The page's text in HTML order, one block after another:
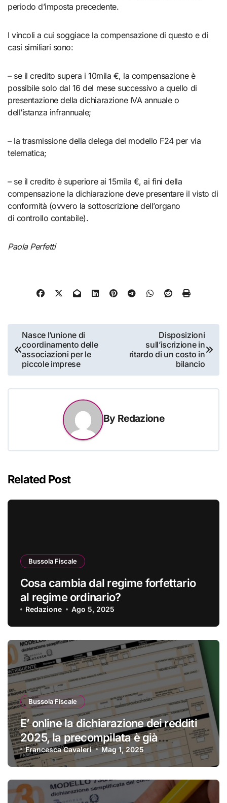
periodo d’imposta precedente.
I vincoli a cui soggiace la compensazione di questo e di
casi similiari sono:
– se il credito supera i 10mila €, la compensazione è
possibile solo dal 16 del mese successivo a quello di
presentazione della dichiarazione IVA annuale o
dell’istanza infrannuale;
– la trasmissione della delega del modello F24 per via
telematica;
– se il credito è superiore ai 15mila €, ai fini della
compensazione la dichiarazione deve presentare il visto di
conformità (ovvero la sottoscrizione dell’organo
di controllo contabile).
Paola Perfetti
Navigazione
articoli
Nasce l’unione di
coordinamento delle
associazioni per le
piccole imprese
Disposizioni
sull’iscrizione in
ritardo di un costo in
bilancio
By Redazione
Related Post
Bussola Fiscale
Cosa cambia dal regime forfettario
al regime ordinario?
Redazione Ago 5, 2025
Bussola Fiscale
E’ online la dichiarazione dei redditi
2025, la precompilata è già
disponibile
Francesca Cavaleri Mag 1, 2025